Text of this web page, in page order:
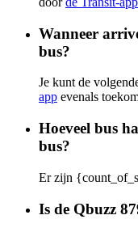
Wanneer
bus?
Je kunt de
app evenals
Hoeveel bus
bus?
Er zijn
Is de Qbuzz